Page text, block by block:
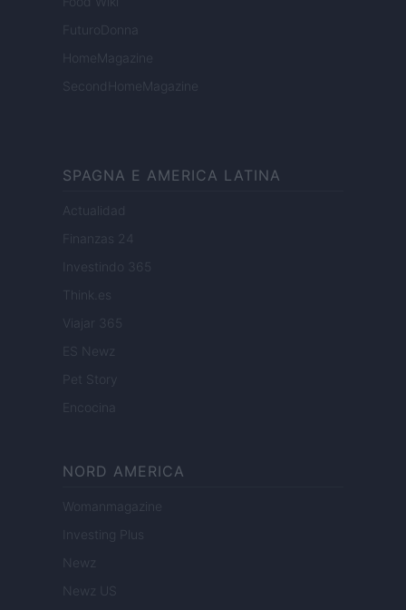
FuturoDonna
HomeMagazine
SecondHomeMagazine
SPAGNA E AMERICA LATINA
Actualidad
Finanzas 24
Investindo 365
Think.es
Viajar 365
ES Newz
Pet Story
Encocina
NORD AMERICA
Womanmagazine
Investing Plus
Newz
Newz US